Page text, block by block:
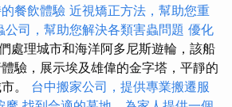
餐飲體驗 近視矯正方法，幫助您重
公司，幫助您解決各類害蟲問題 優化
處理城市和海洋阿多尼斯遊輪，該船
驗，展示埃及雄偉的金字塔，平靜的
。 台中搬家公司，提供專業搬遷服